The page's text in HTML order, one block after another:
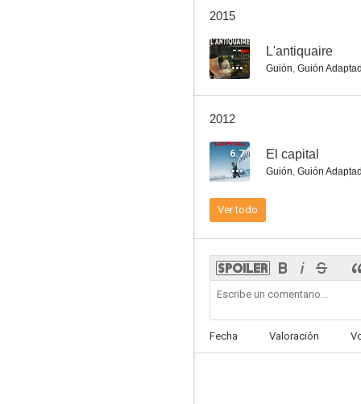
2015
-- L'antiquaire
Guión, Guión
2012
6.7 El capital
Guión, Guión
Ver todo
Fecha Valoración